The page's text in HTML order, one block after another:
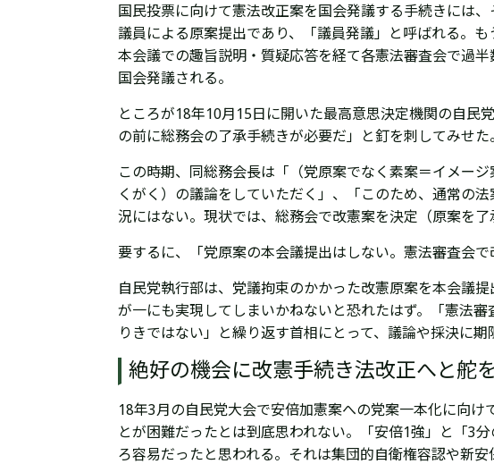
国民投票に向けて憲法改正案を国会発議する手続きには
議員による原案提出であり、「議員発議」と呼ばれる。
本会議での趣旨説明・質疑応答を経て各憲法審査会で過
国会発議される。
ところが18年10月15日に開いた最高意思決定機関の自民
の前に総務会の了承手続きが必要だ」と釘を刺してみせた
この時期、同総務会長は「（党原案でなく素案＝イメー
くがく）の議論をしていただく」、「このため、通常の
況にはない。現状では、総務会で改憲案を決定（原案を
要するに、「党原案の本会議提出はしない。憲法審査会
自民党執行部は、党議拘束のかかった改憲原案を本会議
が一にも実現してしまいかねないと恐れたはず。「憲法
りきではない」と繰り返す首相にとって、議論や採決に
絶好の機会に改憲手続き法改正へと舵
18年3月の自民党大会で安倍加憲案への党案一本化に向
とが困難だったとは到底思われない。「安倍1強」と「3
ろ容易だったと思われる。それは集団的自衛権容認や新